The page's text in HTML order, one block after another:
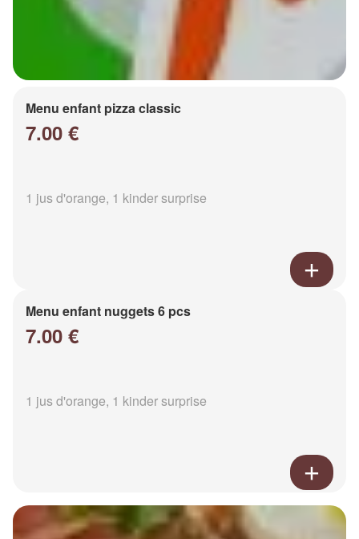
Menu enfant pizza classic
7.00 €
1 jus d'orange, 1 kinder surprise
Menu enfant nuggets 6 pcs
7.00 €
1 jus d'orange, 1 kinder surprise